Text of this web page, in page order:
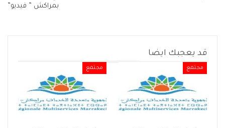
بمراكش ” فيديو”
قد يعجبك ايضا
مجتمع مجتمع